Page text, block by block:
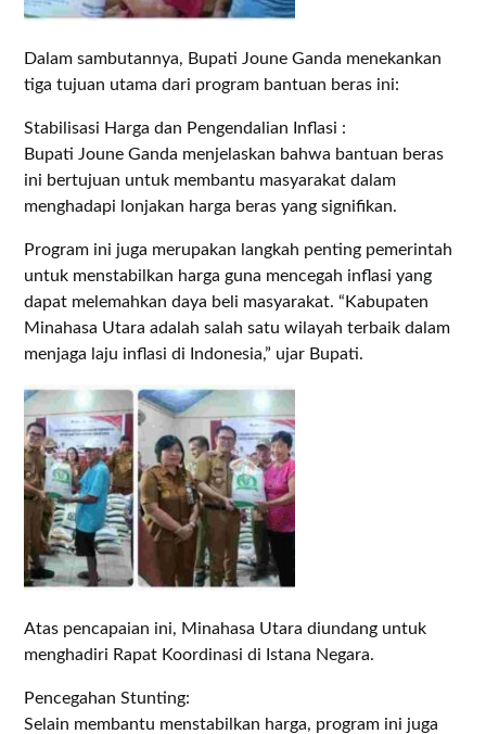
Dalam sambutannya, Bupati Joune Ganda menekankan
tiga tujuan utama dari program bantuan beras ini:
Stabilisasi Harga dan Pengendalian Inflasi :
Bupati Joune Ganda menjelaskan bahwa bantuan beras
ini bertujuan untuk membantu masyarakat dalam
menghadapi lonjakan harga beras yang signifikan.
Program ini juga merupakan langkah penting pemerintah
untuk menstabilkan harga guna mencegah inflasi yang
dapat melemahkan daya beli masyarakat. “Kabupaten
Minahasa Utara adalah salah satu wilayah terbaik dalam
menjaga laju inflasi di Indonesia,” ujar Bupati.
Atas pencapaian ini, Minahasa Utara diundang untuk
menghadiri Rapat Koordinasi di Istana Negara.
Pencegahan Stunting:
Selain membantu menstabilkan harga, program ini juga